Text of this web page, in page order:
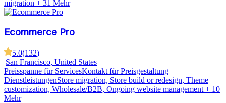
migration + 31 Mehr
Ecommerce Pro
5.0(132)
|San Francisco, United States
Preisspanne für ServicesKontakt für Preisgestaltung
DienstleistungenStore migration, Store build or redesign, Theme
customization, Wholesale/B2B, Ongoing website management + 10
Mehr